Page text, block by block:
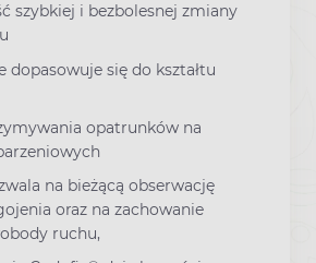
szybkiej i bezbolesnej zmiany
dopasowuje się do kształtu
opatrunków na
na bieżącą obserwację
oraz na zachowanie
ruchu,